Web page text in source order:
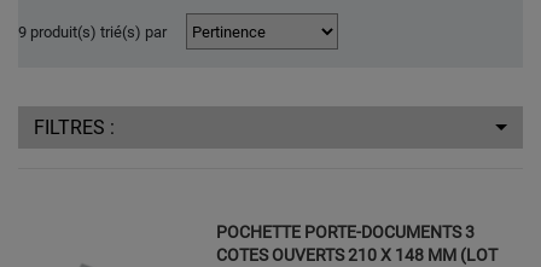
9 produit(s) trié(s) par
FILTRES :
POCHETTE PORTE-DOCUMENTS 3
COTES OUVERTS 210 X 148 MM (LOT